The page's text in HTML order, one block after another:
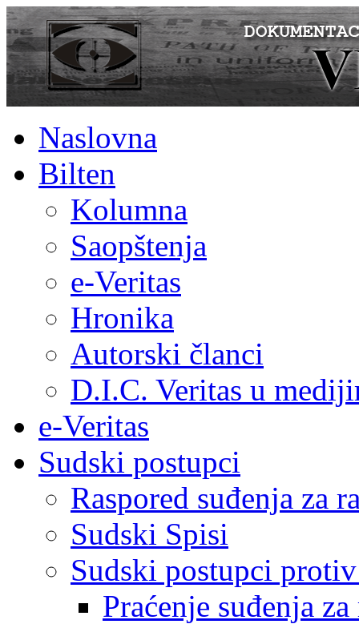
Naslovna
Bilten
Kolumna
Saopštenja
e-Veritas
Hronika
Autorski članci
D.I.C. Veritas u
e-Veritas
Sudski postupci
Raspored suđenja za
Sudski Spisi
Sudski postupci
Praćenje suđenja